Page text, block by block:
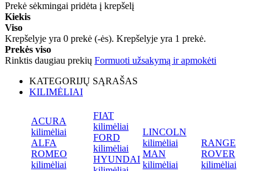
Prekė sėkmingai pridėta į krepšelį
Kiekis
Viso
Krepšelyje yra 0 prekė (-ės). Krepšelyje yra 1 prekė.
Prekės viso
Rinktis daugiau prekių Formuoti užsakymą ir apmokėti
KATEGORIJŲ SĄRAŠAS
KILIMĖLIAI
ACURA
kilimėliai
ALFA
ROMEO
kilimėliai
FIAT
kilimėliai
FORD
kilimėliai
HYUNDAI
LINCOLN
kilimėliai
MAN
kilimėliai
RANGE
ROVER
kilimėliai